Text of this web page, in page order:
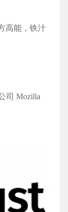
高能，铁汁
司 Mozilla